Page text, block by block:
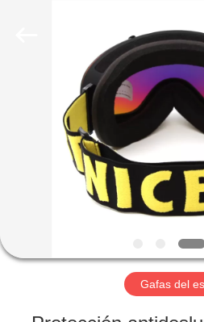
PRODUCTOS
NOSOTROS
VISITA
Gafas del